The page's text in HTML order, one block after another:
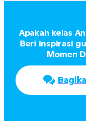
Apakah kelas
Beri inspirasi
Momen